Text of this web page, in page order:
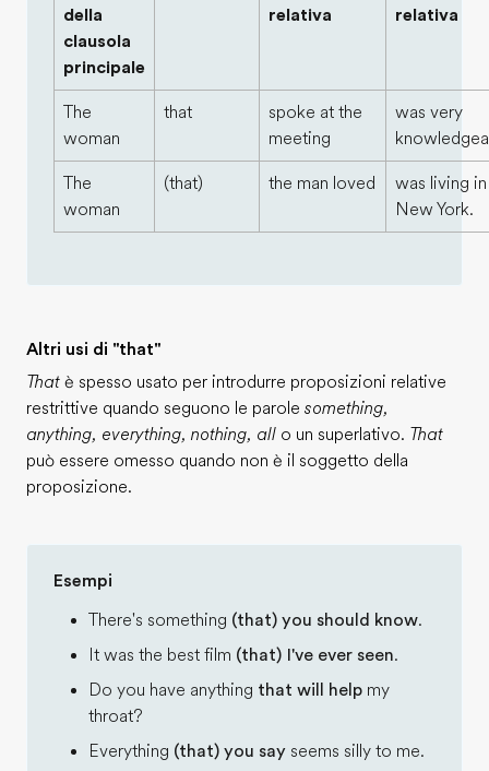
della
clausola
principale
relativa
relativa
The
woman
that
spoke at the
meeting
was very
The
woman
(that) the man loved
was living in
New York.
Altri usi di "that"
That è spesso usato per introdurre proposizioni relative
restrittive quando seguono le parole something,
anything, everything, nothing, all o un superlativo. That
può essere omesso quando non è il soggetto della
proposizione.
Esempi
There's something (that) you should know.
It was the best film (that) I've ever seen.
Do you have anything that will help my
throat?
Everything (that) you say seems silly to me.